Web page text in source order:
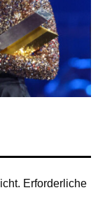
Erforderliche